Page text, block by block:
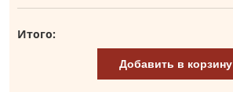
Итого:
Добавить в корзину